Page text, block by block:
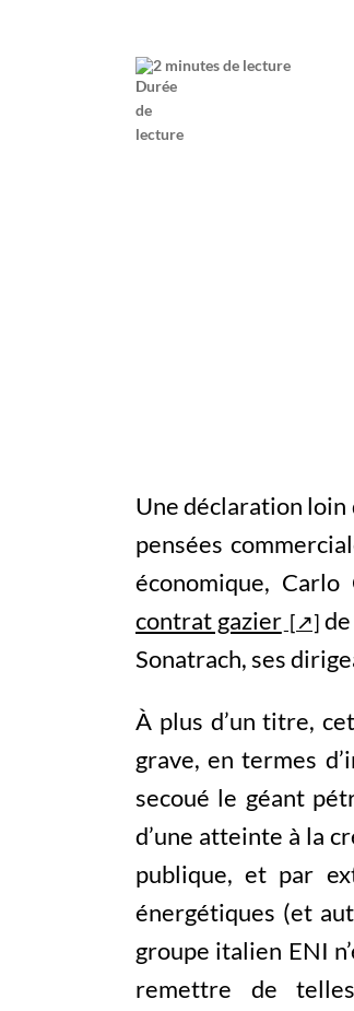
2 minutes de lecture
Une déclaration loin
pensées
économique, Carlo
contrat gazier
Sonatrach, ses
À plus d’un titre,
grave, en termes
secoué le géant
d’une atteinte à la
publique, et par
énergétiques (et
groupe italien ENI
remettre de